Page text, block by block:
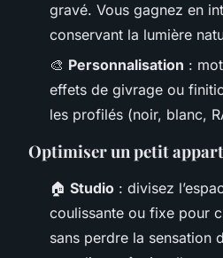
gravé. Vous gagnez en
conservant la lumière
🎨 Personnalisation :
effets de givrage ou
les profilés (noir, blanc,
Optimiser un petit
🏠 Studio : divisez
coulissante ou fixe pour
sans perdre la sensation